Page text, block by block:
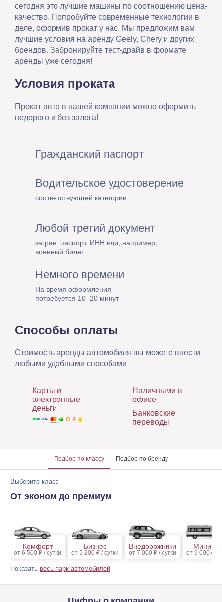
сегодня это лучшие машины по соотношению цена-
качество. Попробуйте современные технологии в
деле, оформив прокат у нас. Мы предложим вам
лучшие условия на аренду Geely, Chery и других
брендов. Забронируйте тест-драйв в формате
аренды уже сегодня!
Условия проката
Прокат авто в нашей компании можно оформить
недорого и без залога!
Гражданский паспорт
Водительское удостоверение
соответствующей категории
Любой третий документ
загран. паспорт, ИНН или, например,
военный билет
Немного времени
На время оформления
потребуется 10–20 минут
Способы оплаты
Стоимость аренды автомобиля вы можете внести
любыми удобными способами
Карты и
электронные
деньги
Наличными в
офисе
Банковские
переводы
Подбор по классу Подбор по бренду
Выберите класс
От эконом до премиум
Комфорт
от 6 500 ₽ / сутки
Бизнес
от 5 200 ₽ / сутки
Внедорожники
от 7 000 ₽ / сутки от 9 000 ₽ /
Показать весь парк автомобилей